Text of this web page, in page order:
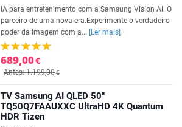
IA para entretenimento com a Samsung Vision AI. O
parceiro de uma nova era.Experimente o verdadeiro
poder da imagem com a...
[Ler mais]
689,00€
Antes: 1.199,00€
TV Samsung AI QLED 50'''
TQ50Q7FAAUXXC UltraHD 4K Quantum
HDR Tizen